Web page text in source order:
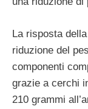
La risposta
riduzione del
componenti
grazie a cerchi
210 grammi